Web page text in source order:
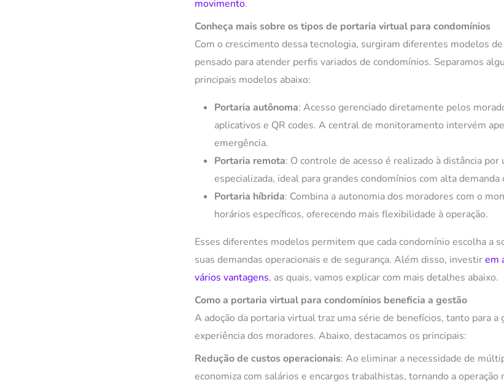
movimento.
Conheça mais sobre os tipos de portaria virtual para condomínios
Com o crescimento dessa tecnologia, surgiram diferentes modelos
pensado para atender perfis variados de condomínios. Separamos
principais modelos abaixo:
Portaria autônoma: Acesso gerenciado diretamente pelos
aplicativos e QR codes. A central de monitoramento intervém
emergência.
Portaria remota: O controle de acesso é realizado à distância por
especializada, ideal para grandes condomínios com alta demanda
Portaria híbrida: Combina a autonomia dos moradores com o
horários específicos, oferecendo mais flexibilidade à operação.
Esses diferentes modelos permitem que cada condomínio escolha a
suas demandas operacionais e de segurança. Além disso, investirem
vários vantagens, as quais, vamos explicar com mais detalhes abaixo.
Como a portaria virtual para condomínios beneficia a gestão
A adoção da portaria virtual traz uma série de benefícios, tanto para a
experiência dos moradores. Abaixo, destacamos os principais:
Redução de custos operacionais: Ao eliminar a necessidade de
economiza com salários e encargos trabalhistas, tornando a operação